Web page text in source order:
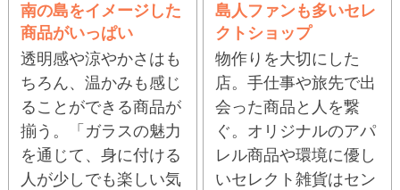
南の島をイメージした
商品がいっぱい
透明感や涼やかさはも
ちろん、温かみも感じ
ることができる商品が
揃う。「ガラスの魅力
を通じて、身に付ける
人が少しでも楽しい気
島人ファンも多いセレ
クトショップ
物作りを大切にした
店。手仕事や旅先で出
会った商品と人を繋
ぐ。オリジナルのアパ
レル商品や環境に優し
いセレクト雑貨はセン